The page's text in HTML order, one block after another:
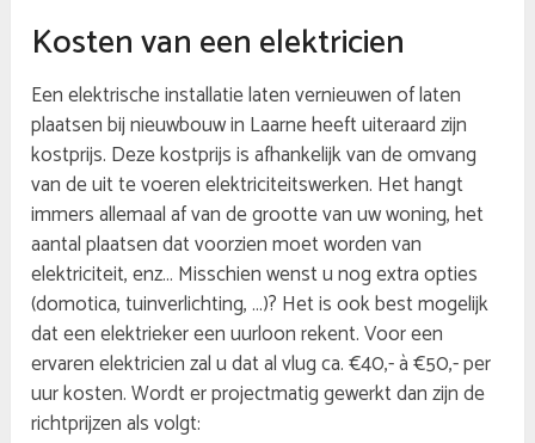
Kosten van een elektricien
Een elektrische installatie laten vernieuwen of laten
plaatsen bij nieuwbouw in Laarne heeft uiteraard zijn
kostprijs. Deze kostprijs is afhankelijk van de omvang
van de uit te voeren elektriciteitswerken. Het hangt
immers allemaal af van de grootte van uw woning, het
aantal plaatsen dat voorzien moet worden van
elektriciteit, enz… Misschien wenst u nog extra opties
(domotica, tuinverlichting, …)? Het is ook best mogelijk
dat een elektrieker een uurloon rekent. Voor een
ervaren elektricien zal u dat al vlug ca. €40,- à €50,- per
uur kosten. Wordt er projectmatig gewerkt dan zijn de
richtprijzen als volgt: